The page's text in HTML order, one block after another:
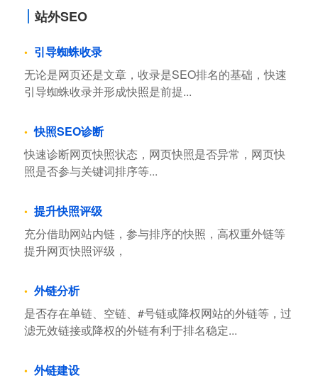
站外SEO
引导蜘蛛收录
无论是网页还是文章，收录是SEO排名的基础，快速
引导蜘蛛收录并形成快照是前提...
快照SEO诊断
快速诊断网页快照状态，网页快照是否异常，网页快
照是否参与关键词排序等...
提升快照评级
充分借助网站内链，参与排序的快照，高权重外链等
提升网页快照评级，
外链分析
是否存在单链、空链、#号链或降权网站的外链等，过
滤无效链接或降权的外链有利于排名稳定...
外链建设